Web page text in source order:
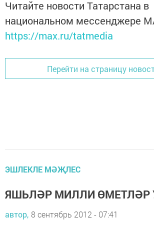
Читайте новости Татарстана в
национальном мессенджере
https://max.ru/tatmedia
Перейти на страницу
ЭШЛЕКЛЕ МӘҖЛЕС
ЯШЬЛӘР МИЛЛИ ӨМЕТЛӘР
автор, 8 сентябрь 2012 - 07:41